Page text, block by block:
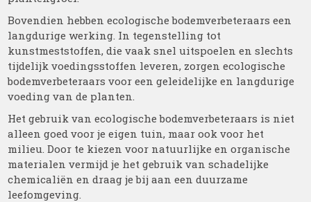
Bovendien hebben ecologische bodemverbeteraars een
langdurige werking. In tegenstelling tot
kunstmeststoffen, die vaak snel uitspoelen en slechts
tijdelijk voedingsstoffen leveren, zorgen ecologische
bodemverbeteraars voor een geleidelijke en langdurige
voeding van de planten.
Het gebruik van ecologische bodemverbeteraars is niet
alleen goed voor je eigen tuin, maar ook voor het
milieu. Door te kiezen voor natuurlijke en organische
materialen vermijd je het gebruik van schadelijke
chemicaliën en draag je bij aan een duurzame
leefomgeving.